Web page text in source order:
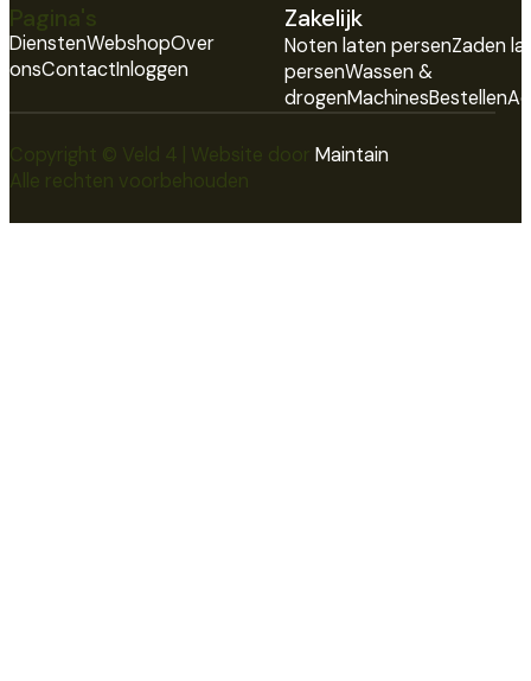
Pagina's
DienstenWebshopOver
onsContactInloggen
Zakelijk
Noten laten persenZaden
persenWassen &
drogenMachinesBestellen
Copyright © Veld 4 | Website door Maintain
Alle rechten voorbehouden